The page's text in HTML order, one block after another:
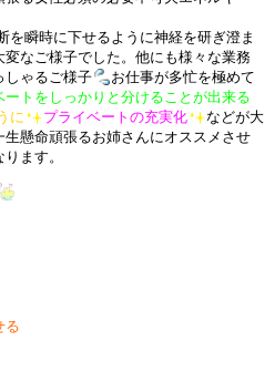
を瞬時に下せるように神経を研ぎ澄ま
変なご様子でした。 他にも様々な業務
しゃるご様子
お仕事が多忙を極めて
ートをしっかりと分けることが出来る
に プライベートの充実化
などが大
懸命頑張るお姉さんにオススメさせ
ます。
る